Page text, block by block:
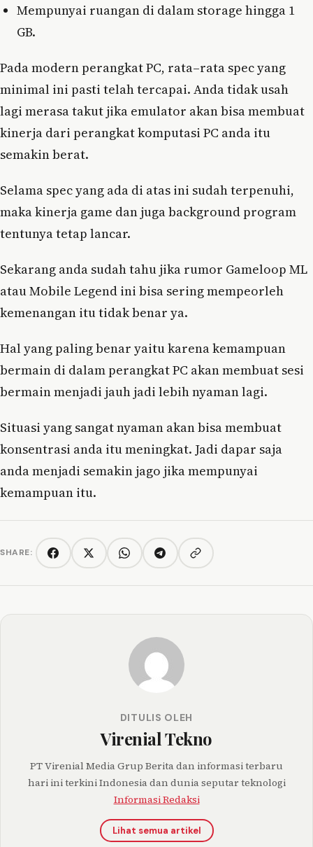
Mempunyai ruangan di dalam storage hingga 1
GB.
Pada modern perangkat PC, rata–rata spec yang
minimal ini pasti telah tercapai. Anda tidak usah
lagi merasa takut jika emulator akan bisa membuat
kinerja dari perangkat komputasi PC anda itu
semakin berat.
Selama spec yang ada di atas ini sudah terpenuhi,
maka kinerja game dan juga background program
tentunya tetap lancar.
Sekarang anda sudah tahu jika rumor Gameloop ML
atau Mobile Legend ini bisa sering mempeorleh
kemenangan itu tidak benar ya.
Hal yang paling benar yaitu karena kemampuan
bermain di dalam perangkat PC akan membuat sesi
bermain menjadi jauh jadi lebih nyaman lagi.
Situasi yang sangat nyaman akan bisa membuat
konsentrasi anda itu meningkat. Jadi dapar saja
anda menjadi semakin jago jika mempunyai
kemampuan itu.
SHARE: FacebookTwitter/XWhatsAppTelegramCopy link
DITULIS OLEH
Virenial Tekno
PT Virenial Media Grup Berita dan informasi terbaru
hari ini terkini Indonesia dan dunia seputar teknologi
Informasi Redaksi
Lihat semua artikel